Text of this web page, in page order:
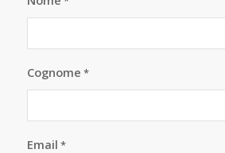
Cognome *
Email *